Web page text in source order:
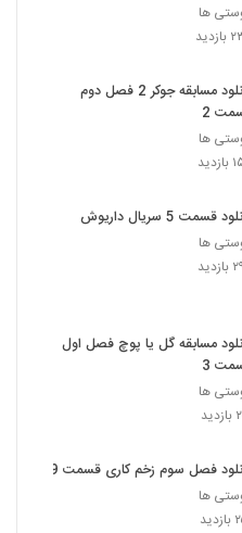
ها
دانلود مسابقه جوکر 2 فصل دوم
2
ها
قسمت 5 سریال داریوش
ها
مسابقه گل یا پوچ فصل اول
3
ها
فصل سوم زخم کاری قسمت 9
ها